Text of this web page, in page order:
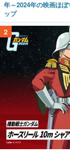
年～2024年の映画ほ
ップ
2